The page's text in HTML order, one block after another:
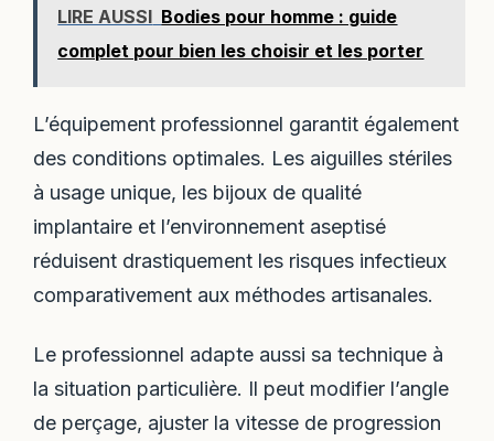
LIRE AUSSI Bodies pour homme : guide
complet pour bien les choisir et les porter
L’équipement professionnel garantit également
des conditions optimales. Les aiguilles stériles
à usage unique, les bijoux de qualité
implantaire et l’environnement aseptisé
réduisent drastiquement les risques infectieux
comparativement aux méthodes artisanales.
Le professionnel adapte aussi sa technique à
la situation particulière. Il peut modifier l’angle
de perçage, ajuster la vitesse de progression